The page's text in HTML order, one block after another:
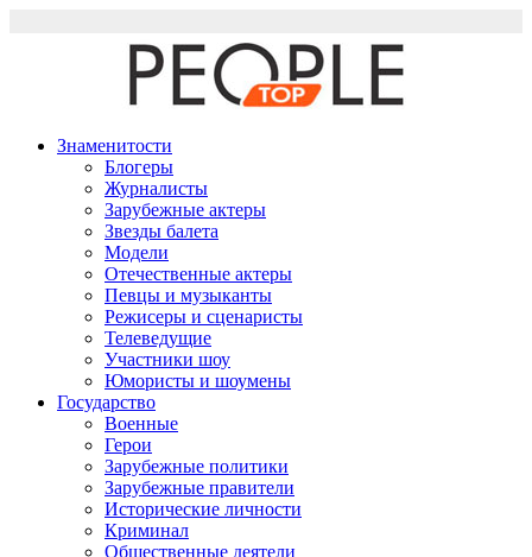
Знаменитости
Блогеры
Журналисты
Зарубежные актеры
Звезды балета
Модели
Отечественные актеры
Певцы и музыканты
Режисеры и сценаристы
Телеведущие
Участники шоу
Юмористы и шоумены
Государство
Военные
Герои
Зарубежные политики
Зарубежные правители
Исторические личности
Криминал
Общественные деятели